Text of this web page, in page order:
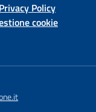
Privacy Policy
cookie